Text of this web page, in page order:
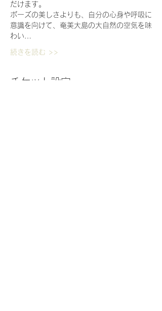
だけます。
ポーズの美しさよりも、自分の心身や呼吸に
意識を向けて、奄美大島の大自然の空気を味
わい…
続きを読む >>
チケット設定